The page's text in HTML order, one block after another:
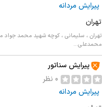
پیرایش مردانه
تهران
تهران ، سلیمانی ، کوچه شهید محمد
محمدعلی...
پیرایش سناتور
0 نظر
پیرایش مردانه